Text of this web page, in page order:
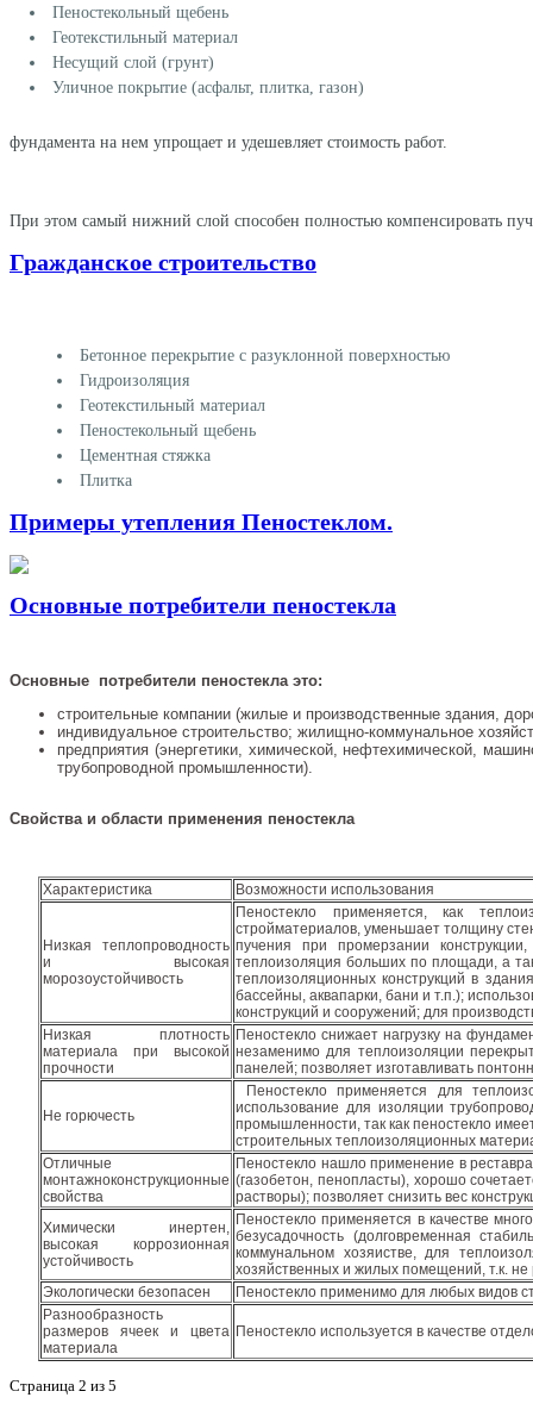
Пеностекольный щебень
Геотекстильный материал
Несущий слой (грунт)
Уличное покрытие (асфальт, плитка, газон)
фундамента на нем упрощает и удешевляет стоимость работ.
При этом самый нижний слой способен полностью компенсировать
Гражданское строительство
Бетонное перекрытие с разуклонной поверхностью
Гидроизоляция
Геотекстильный материал
Пеностекольный щебень
Цементная стяжка
Плитка
Примеры утепления Пеностеклом.
Основные потребители пеностекла
Основные потребители пеностекла это:
строительные компании (жилые и производственные здания,
индивидуальное строительство; жилищно-коммунальное
предприятия (энергетики, химической, нефтехимической,
трубопроводной промышленности).
Свойства и области применения пеностекла
Характеристика Возможности использования
Низкая теплопроводность
и высокая
морозоустойчивость
Пеностекло применяется, как
стройматериалов, уменьшает толщину
пучения при промерзании
теплоизоляция больших по площади, а
теплоизоляционных конструкций в
бассейны, аквапарки, бани и т.п.);
конструкций и сооружений; для
Низкая плотность
материала при высокой
прочности
Пеностекло снижает нагрузку на
незаменимо для теплоизоляции
панелей; позволяет изготавливать
Не горючесть
Пеностекло применяется для
использование для изоляции
промышленности, так как пеностекло
строительных теплоизоляционных
Отличные
монтажноконструкционные
свойства
Пеностекло нашло применение в
(газобетон, пенопласты), хорошо
растворы); позволяет снизить вес
Химически инертен,
высокая коррозионная
устойчивость
Пеностекло применяется в качестве
безусадочность (долговременная
коммунальном хозяистве, для
хозяйственных и жилых помещений, т.к.
Экологически безопасен
Пеностекло применимо для любых видов
Разнообразность
размеров ячеек и цвета
материала
Пеностекло используется в качестве
Страница 2 из 5